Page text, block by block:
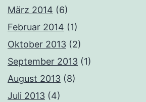
März 2014 (6)
Februar 2014 (1)
Oktober 2013 (2)
September 2013 (1)
August 2013 (8)
Juli 2013 (4)